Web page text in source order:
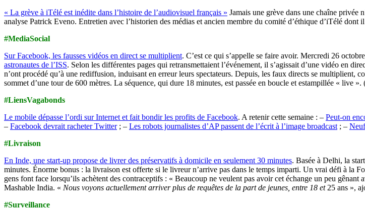
« La grève à iTélé est inédite dans l’histoire de l’audiovisuel français » Jamais une grève dans une chaîne privée
analyse Patrick Eveno. Entretien avec l’historien des médias et ancien membre du comité d’éthique d’iTélé dont
#MediaSocial
Sur Facebook, les fausses vidéos en direct se multiplient. C’est ce qui s’appelle se faire avoir. Mercredi 26
astronautes de l’ISS. Selon les différentes pages qui retransmettaient l’événement, il s’agissait d’une vidéo en
n’ont procédé qu’à une rediffusion, induisant en erreur leurs spectateurs. Depuis, les faux directs se multiplient,
sommet d’une tour de 600 mètres. La séquence, qui dure 18 minutes, est passée en boucle et estampillée « live ».
#LiensVagabonds
Le mobile dépasse l’ordi sur Internet et fait bondir les profits de Facebook. A retenir cette semaine : – Peut-on
– Facebook devrait racheter Twitter; – Les robots journalistes d’AP passent de l’écrit à l’image broadcast ; –
#Livraison
En Inde, une start-up propose de livrer des préservatifs à domicile en seulement 30 minutes. Basée à Delhi, la
minutes. Énorme bonus : la livraison est offerte si le livreur n’arrive pas dans le temps imparti. Un vrai défi à la
gens font face lorsqu’ils achètent des contraceptifs : « Beaucoup ne veulent pas avoir cet échange un peu
Mashable India. « Nous voyons actuellement arriver plus de requêtes de la part de jeunes, entre 18 et 25 ans »,
#Surveillance